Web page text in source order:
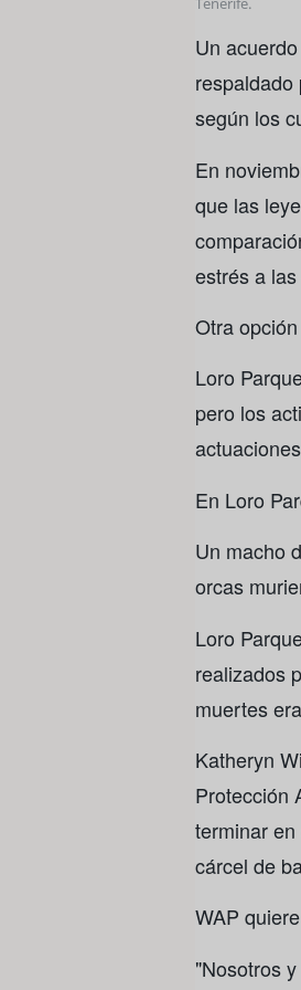
Un
según los
En
que las
estrés a
Otra
Loro
pero los
En Loro
Un macho
orcas
Loro
realizados
muertes
Katheryn
Protección
terminar
cárcel de
WAP
"Nosotros